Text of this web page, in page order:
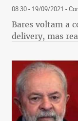
08:30 - 19/09/2021 -
Bares voltam a
delivery, mas